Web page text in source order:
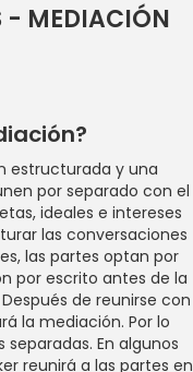
- MEDIACIÓN
estructurada y una
por separado con el
ideales e intereses
las conversaciones
las partes optan por
por escrito antes de la
de reunirse con
la mediación. Por lo
En algunos
reunirá a las partes en